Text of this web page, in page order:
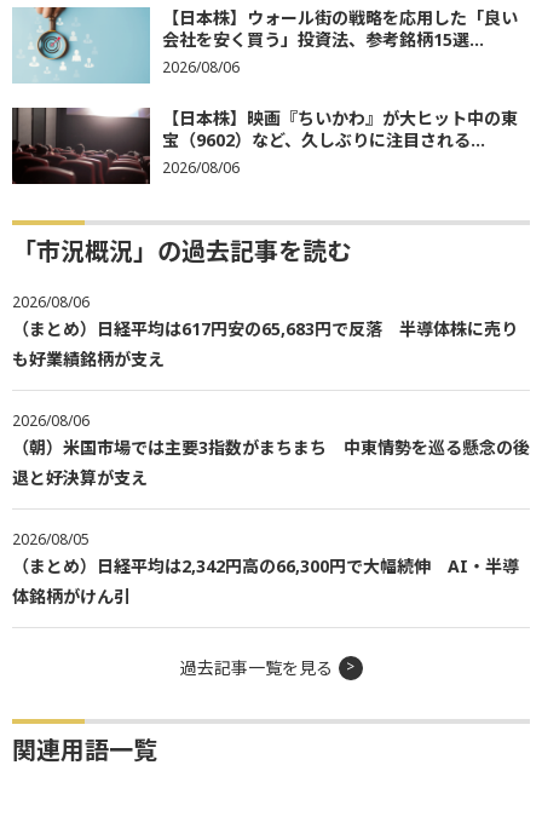
【日本株】ウォール街の戦略を応用した「良い
会社を安く買う」投資法、参考銘柄15選...
2026/08/06
【日本株】映画『ちいかわ』が大ヒット中の東
宝（9602）など、久しぶりに注目される...
2026/08/06
「市況概況」の過去記事を読む
2026/08/06
（まとめ）日経平均は617円安の65,683円で反落 半導体株に売り
も好業績銘柄が支え
2026/08/06
（朝）米国市場では主要3指数がまちまち 中東情勢を巡る懸念の後
退と好決算が支え
2026/08/05
（まとめ）日経平均は2,342円高の66,300円で大幅続伸 AI・半導
体銘柄がけん引
過去記事一覧を見る
関連用語一覧